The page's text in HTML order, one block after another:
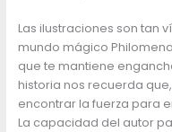
Las ilustraciones son tan
mundo mágico
que te mantiene
historia nos recuerda
encontrar la fuerza para
La capacidad del autor